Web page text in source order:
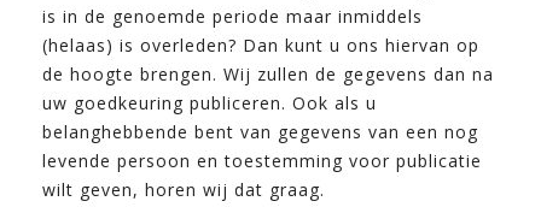
is in de genoemde periode maar inmiddels
(helaas) is overleden? Dan kunt u ons hiervan op
de hoogte brengen. Wij zullen de gegevens dan na
uw goedkeuring publiceren. Ook als u
belanghebbende bent van gegevens van een nog
levende persoon en toestemming voor publicatie
wilt geven, horen wij dat graag.